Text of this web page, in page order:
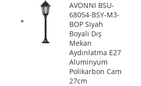
AVONNI BSU-
68054-BSY-M3-
BOP Siyah
Boyalı Dış
Mekan
Aydınlatma E27
Aluminyum
Polikarbon Cam
27cm